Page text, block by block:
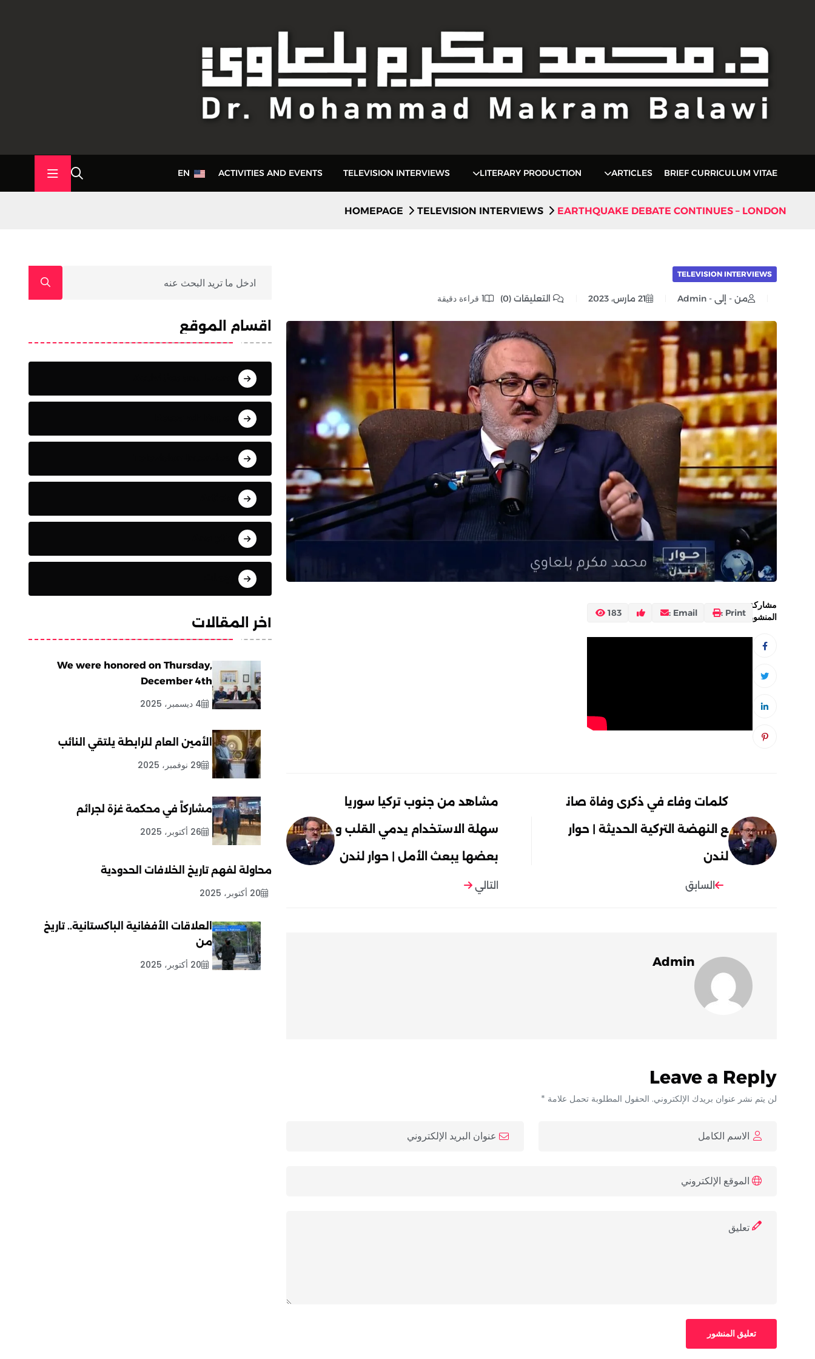
BRIEF CURRICULUM VITAE
ARTICLES
LITERARY PRODUCTION
TELEVISION INTERVIEWS
ACTIVITIES AND EVENTS
EN
HOMEPAGE TELEVISION INTERVIEWS EARTHQUAKE DEBATE CONTINUES – LONDON
TELEVISION INTERVIEWS
من - إلى - Admin 21 مارس، 2023 التعليقات (0) 1 قراءة دقيقة
مشاركة
المنشور:
Print :
Email :
183
كلمات وفاء في ذكرى وفاة صان
ع النهضة التركية الحديثة | حوار
لندن
السابق
مشاهد من جنوب تركيا سوريا
سهلة الاستخدام يدمي القلب و
بعضها يبعث الأمل | حوار لندن
التالي
Admin
Leave a Reply
لن يتم نشر عنوان بريدك الإلكتروني. الحقول المطلوبة تحمل علامة *
تعليق المنشور
اقسام الموقع
آخر المقالات
We were honored on Thursday,
December 4th
4 ديسمبر، 2025
الأمين العام للرابطة يلتقي النائب
29 نوفمبر، 2025
مشاركاً في محكمة غزة لجرائم
26 أكتوبر، 2025
محاولة لفهم تاريخ الخلافات الحدودية
20 أكتوبر، 2025
العلاقات الأفغانية الباكستانية.. تاريخ
من
20 أكتوبر، 2025